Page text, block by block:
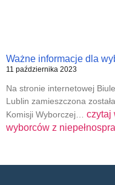
Ważne informacje dla
11 października 2023
Na stronie internetowej
Lublin zamieszczona
Komisji Wyborczej… czytaj
wyborców z